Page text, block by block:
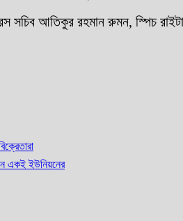
সচিব আতিকুর রহমান রুমন, স্পিচ
একই ইউনিয়নের